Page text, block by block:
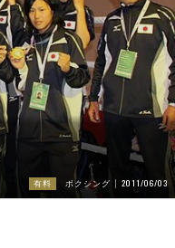
有料 ボクシング 2011/06/03